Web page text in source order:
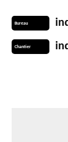
Bureau
Chantier